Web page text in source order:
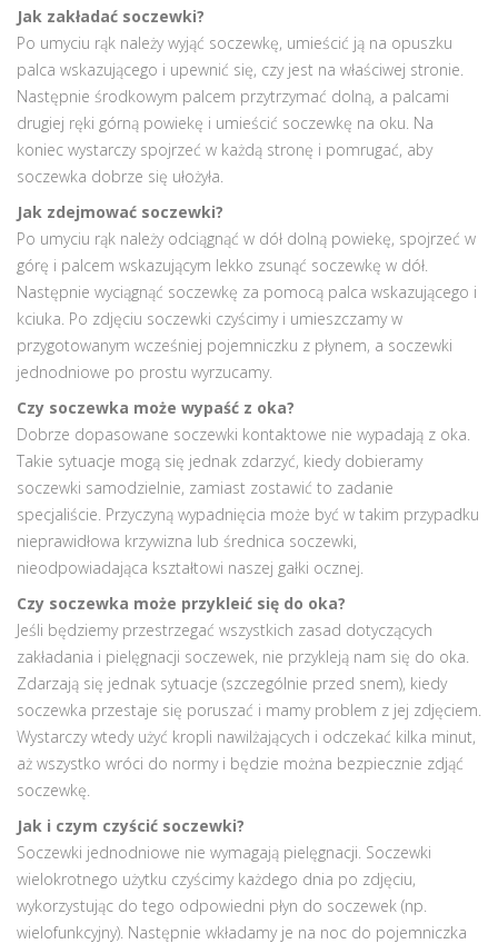
Jak zakładać soczewki?
Po umyciu rąk należy wyjąć soczewkę, umieścić ją na opuszku
palca wskazującego i upewnić się, czy jest na właściwej stronie.
Następnie środkowym palcem przytrzymać dolną, a palcami
drugiej ręki górną powiekę i umieścić soczewkę na oku. Na
koniec wystarczy spojrzeć w każdą stronę i pomrugać, aby
soczewka dobrze się ułożyła.
Jak zdejmować soczewki?
Po umyciu rąk należy odciągnąć w dół dolną powiekę, spojrzeć w
górę i palcem wskazującym lekko zsunąć soczewkę w dół.
Następnie wyciągnąć soczewkę za pomocą palca wskazującego i
kciuka. Po zdjęciu soczewki czyścimy i umieszczamy w
przygotowanym wcześniej pojemniczku z płynem, a soczewki
jednodniowe po prostu wyrzucamy.
Czy soczewka może wypaść z oka?
Dobrze dopasowane soczewki kontaktowe nie wypadają z oka.
Takie sytuacje mogą się jednak zdarzyć, kiedy dobieramy
soczewki samodzielnie, zamiast zostawić to zadanie
specjaliście. Przyczyną wypadnięcia może być w takim przypadku
nieprawidłowa krzywizna lub średnica soczewki,
nieodpowiadająca kształtowi naszej gałki ocznej.
Czy soczewka może przykleić się do oka?
Jeśli będziemy przestrzegać wszystkich zasad dotyczących
zakładania i pielęgnacji soczewek, nie przykleją nam się do oka.
Zdarzają się jednak sytuacje (szczególnie przed snem), kiedy
soczewka przestaje się poruszać i mamy problem z jej zdjęciem.
Wystarczy wtedy użyć kropli nawilżających i odczekać kilka minut,
aż wszystko wróci do normy i będzie można bezpiecznie zdjąć
soczewkę.
Jak i czym czyścić soczewki?
Soczewki jednodniowe nie wymagają pielęgnacji. Soczewki
wielokrotnego użytku czyścimy każdego dnia po zdjęciu,
wykorzystując do tego odpowiedni płyn do soczewek (np.
wielofunkcyjny). Następnie wkładamy je na noc do pojemniczka